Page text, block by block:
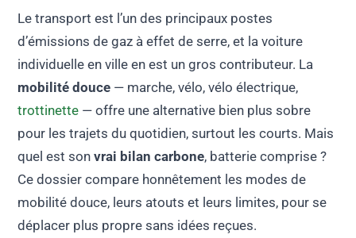
Le transport est l’un des principaux postes
d’émissions de gaz à effet de serre, et la voiture
individuelle en ville en est un gros contributeur. La
mobilité douce — marche, vélo, vélo électrique,
trottinette — offre une alternative bien plus sobre
pour les trajets du quotidien, surtout les courts. Mais
quel est sonvrai bilan carbone, batterie comprise ?
Ce dossier compare honnêtement les modes de
mobilité douce, leurs atouts et leurs limites, pour se
déplacer plus propre sans idées reçues.